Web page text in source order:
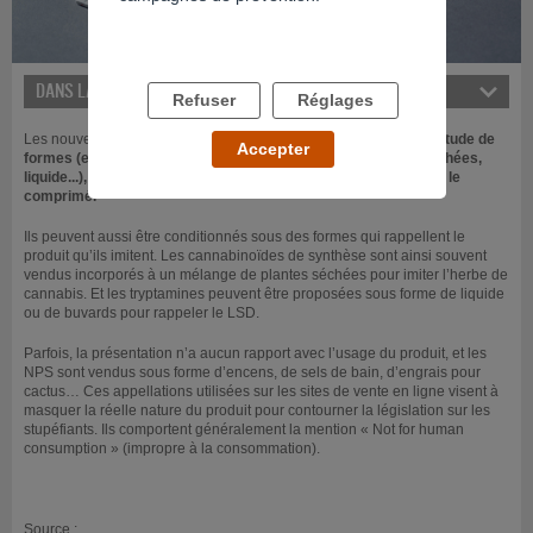
DANS LA MÊME RUBRIQUE
Les nouveaux produits de synthèse se présentent sous une
multitude de
formes (encens, sels de bain, engrais, mélange de plantes séchées,
liquide...), mais les formes les plus courantes sont la poudre et le
comprimé.
Ils peuvent aussi être conditionnés sous des formes qui rappellent le
produit qu’ils imitent. Les cannabinoïdes de synthèse sont ainsi souvent
vendus incorporés à un mélange de plantes séchées pour imiter l’herbe de
cannabis. Et les tryptamines peuvent être proposées sous forme de liquide
ou de buvards pour rappeler le LSD.
Parfois, la présentation n’a aucun rapport avec l’usage du produit, et les
NPS sont vendus sous forme d’encens, de sels de bain, d’engrais pour
cactus… Ces appellations utilisées sur les sites de vente en ligne visent à
masquer la réelle nature du produit pour contourner la législation sur les
stupéfiants. Ils comportent généralement la mention « Not for human
consumption » (impropre à la consommation).
Refuser Réglages
Accepter